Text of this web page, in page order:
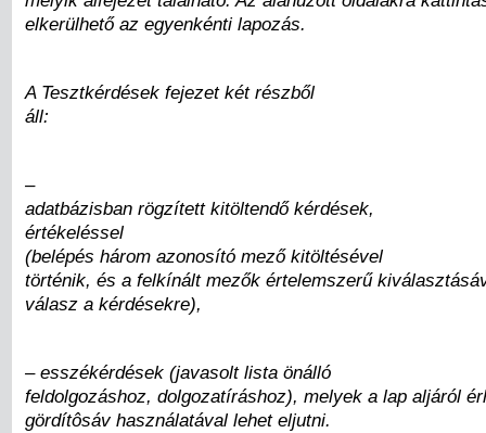
elkerülhető az egyenkénti lapozás.
A Tesztkérdések fejezet két részből
áll:
–
adatbázisban rögzített kitöltendő kérdések,
értékeléssel
(belépés három azonosító mező kitöltésével
történik, és a felkínált mezők értelemszerű
válasz a kérdésekre),
– esszékérdések (javasolt lista önálló
feldolgozáshoz, dolgozatíráshoz), melyek a lap aljáról
gördítôsáv használatával lehet eljutni.